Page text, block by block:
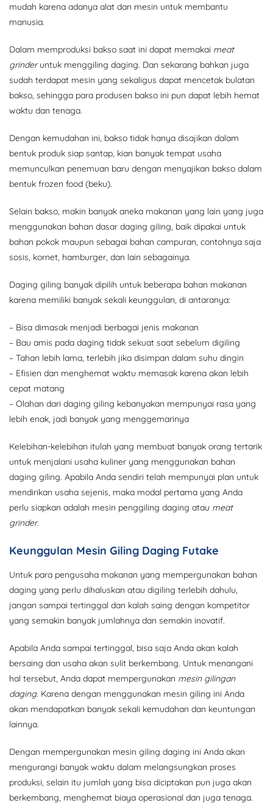
mudah karena adanya alat dan mesin untuk membantu
manusia.
Dalam memproduksi bakso saat ini dapat memakai meat
grinderuntuk menggiling daging. Dan sekarang bahkan juga
sudah terdapat mesin yang sekaligus dapat mencetak bulatan
bakso, sehingga para produsen bakso ini pun dapat lebih hemat
waktu dan tenaga.
Dengan kemudahan ini, bakso tidak hanya disajikan dalam
bentuk produk siap santap, kian banyak tempat usaha
memunculkan penemuan baru dengan menyajikan bakso dalam
bentuk frozen food (beku).
Selain bakso, makin banyak aneka makanan yang lain yang juga
menggunakan bahan dasar daging giling, baik dipakai untuk
bahan pokok maupun sebagai bahan campuran, contohnya saja
sosis, kornet, hamburger, dan lain sebagainya.
Daging giling banyak dipilih untuk beberapa bahan makanan
karena memiliki banyak sekali keunggulan, di antaranya:
– Bisa dimasak menjadi berbagai jenis makanan
– Bau amis pada daging tidak sekuat saat sebelum digiling
– Tahan lebih lama, terlebih jika disimpan dalam suhu dingin
– Efisien dan menghemat waktu memasak karena akan lebih
cepat matang
– Olahan dari daging giling kebanyakan mempunyai rasa yang
lebih enak, jadi banyak yang menggemarinya
Kelebihan-kelebihan itulah yang membuat banyak orang tertarik
untuk menjalani usaha kuliner yang menggunakan bahan
daging giling. Apabila Anda sendiri telah mempunyai plan untuk
mendirikan usaha sejenis, maka modal pertama yang Anda
perlu siapkan adalah mesin penggiling daging atau meat
grinder.
Keunggulan Mesin Giling Daging Futake
Untuk para pengusaha makanan yang mempergunakan bahan
daging yang perlu dihaluskan atau digiling terlebih dahulu,
jangan sampai tertinggal dan kalah saing dengan kompetitor
yang semakin banyak jumlahnya dan semakin inovatif.
Apabila Anda sampai tertinggal, bisa saja Anda akan kalah
bersaing dan usaha akan sulit berkembang. Untuk menangani
hal tersebut, Anda dapat mempergunakan mesin gilingan
daging. Karena dengan menggunakan mesin giling ini Anda
akan mendapatkan banyak sekali kemudahan dan keuntungan
lainnya.
Dengan mempergunakan mesin giling daging ini Anda akan
mengurangi banyak waktu dalam melangsungkan proses
produksi, selain itu jumlah yang bisa diciptakan pun juga akan
berkembang, menghemat biaya operasional dan juga tenaga.